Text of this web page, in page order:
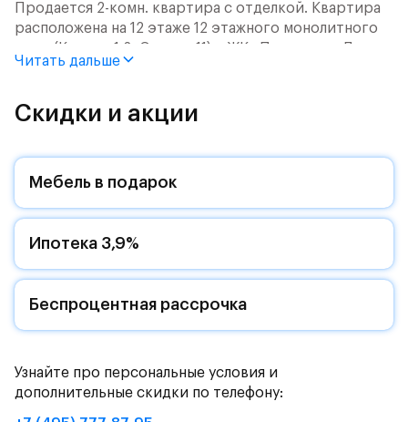
Продается 2-комн. квартира с отделкой. Квартира
расположена на 12 этаже 12 этажного монолитного
дома (Корпус 1.2, Секция 11) в ЖК «Пятницкие Луга»
от группы «Самолет».
Цена указана с учетом готовой отделки и кухни.
Солнечногорск, рядом с Захаринской поймой и
Митинским лесопарком.
Путь до МКАД на автомобиле займет - 15 минут по
Пятницкому шоссе: специально для жителей будет
обустроен собственный выезд на новую магистраль.
Дорога до метро «Пятницкое шоссе» займет 12
минут на автомобиле или полчаса на автобусе -
рядом с жилым комплексом есть остановки
Комфортные монолитные дома высотой 11-12 этажей
с закрытыми дворами.
Читать дальше
Скидки и акции
Мебель в подарок
Ипотека 3,9%
Беспроцентная рассрочка
Узнайте про персональные условия и
дополнительные скидки по телефону: